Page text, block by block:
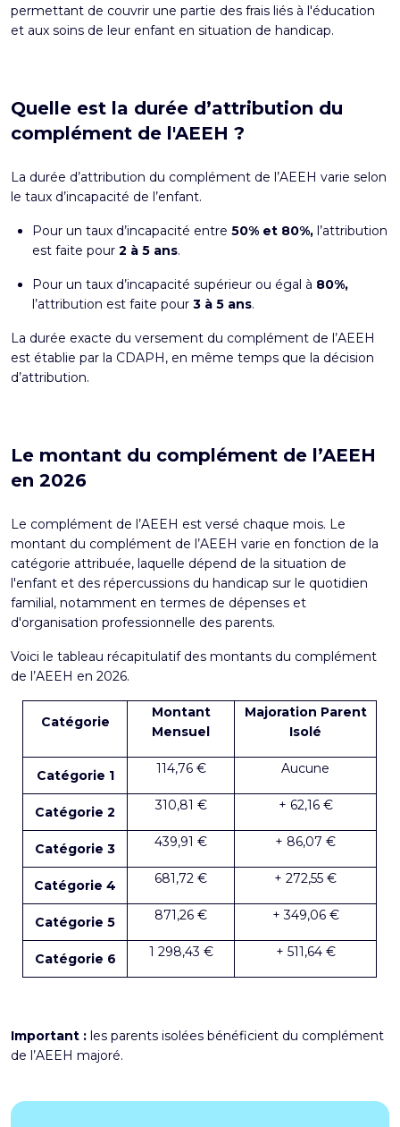
permettant de couvrir une partie des frais liés à l'éducation
et aux soins de leur enfant en situation de handicap.
Quelle est la durée d’attribution du
complément de l'AEEH ?
La durée d’attribution du complément de l’AEEH varie selon
le taux d’incapacité de l’enfant.
Pour un taux d’incapacité entre 50% et 80%, l’attribution
est faite pour 2 à 5 ans.
Pour un taux d’incapacité supérieur ou égal à 80%,
l’attribution est faite pour 3 à 5 ans.
La durée exacte du versement du complément de l’AEEH
est établie par la CDAPH, en même temps que la décision
d’attribution.
Le montant du complément de l’AEEH
en 2026
Le complément de l’AEEH est versé chaque mois. Le
montant du complément de l’AEEH varie en fonction de la
catégorie attribuée, laquelle dépend de la situation de
l'enfant et des répercussions du handicap sur le quotidien
familial, notamment en termes de dépenses et
d'organisation professionnelle des parents.
Voici le tableau récapitulatif des montants du complément
de l’AEEH en 2026.
Catégorie
Montant
Mensuel
Majoration Parent
Isolé
Catégorie 1 114,76 € Aucune
Catégorie 2 310,81 € + 62,16 €
Catégorie 3 439,91 € + 86,07 €
Catégorie 4 681,72 € + 272,55 €
Catégorie 5 871,26 € + 349,06 €
Catégorie 6 1 298,43 € + 511,64 €
Important : les parents isolées bénéficient du complément
de l’AEEH majoré.